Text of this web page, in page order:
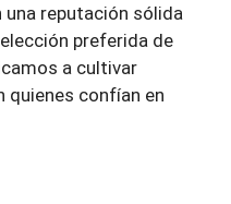
reputación sólida
preferida de
a cultivar
quienes confían en